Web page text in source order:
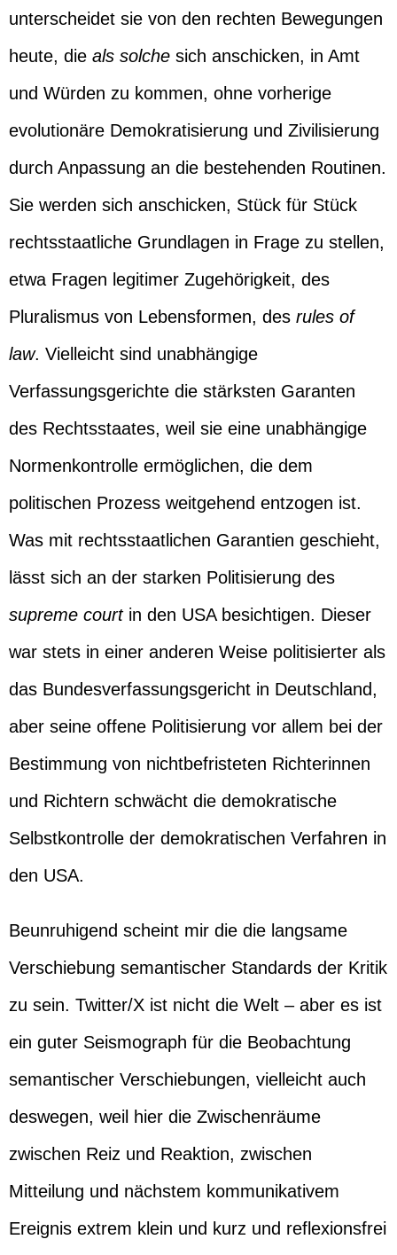
unterscheidet sie von den rechten Bewegungen
heute, die als solche sich anschicken, in Amt
und Würden zu kommen, ohne vorherige
evolutionäre Demokratisierung und Zivilisierung
durch Anpassung an die bestehenden Routinen.
Sie werden sich anschicken, Stück für Stück
rechtsstaatliche Grundlagen in Frage zu stellen,
etwa Fragen legitimer Zugehörigkeit, des
Pluralismus von Lebensformen, des rules of
law. Vielleicht sind unabhängige
Verfassungsgerichte die stärksten Garanten
des Rechtsstaates, weil sie eine unabhängige
Normenkontrolle ermöglichen, die dem
politischen Prozess weitgehend entzogen ist.
Was mit rechtsstaatlichen Garantien geschieht,
lässt sich an der starken Politisierung des
supreme courtin den USA besichtigen. Dieser
war stets in einer anderen Weise politisierter als
das Bundesverfassungsgericht in Deutschland,
aber seine offene Politisierung vor allem bei der
Bestimmung von nichtbefristeten Richterinnen
und Richtern schwächt die demokratische
Selbstkontrolle der demokratischen Verfahren in
den USA.
Beunruhigend scheint mir die die langsame
Verschiebung semantischer Standards der Kritik
zu sein. Twitter/X ist nicht die Welt – aber es ist
ein guter Seismograph für die Beobachtung
semantischer Verschiebungen, vielleicht auch
deswegen, weil hier die Zwischenräume
zwischen Reiz und Reaktion, zwischen
Mitteilung und nächstem kommunikativem
Ereignis extrem klein und kurz und reflexionsfrei